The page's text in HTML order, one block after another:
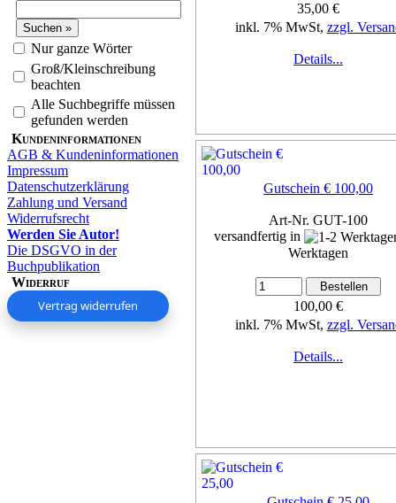
Nur ganze Wörter
Groß/Kleinschreibung
beachten
Alle Suchbegriffe müssen
gefunden werden
Kundeninformationen
AGB & Kundeninformationen
Impressum
Datenschutzerklärung
Zahlung und Versand
Widerrufsrecht
Werden Sie Autor!
Die DSGVO in der
Buchpublikation
Widerruf
Vertrag widerrufen
35,00 €
inkl. 7% MwSt, zzgl.
Details...
Gutschein € 100,00
Art-Nr. GUT-100
versandfertig in
Werktagen
100,00 €
inkl. 7% MwSt, zzgl.
Details...